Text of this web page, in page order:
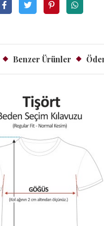
Benzer Ürünler